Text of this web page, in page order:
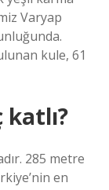
Varyap
kule, 61
285 metre
en